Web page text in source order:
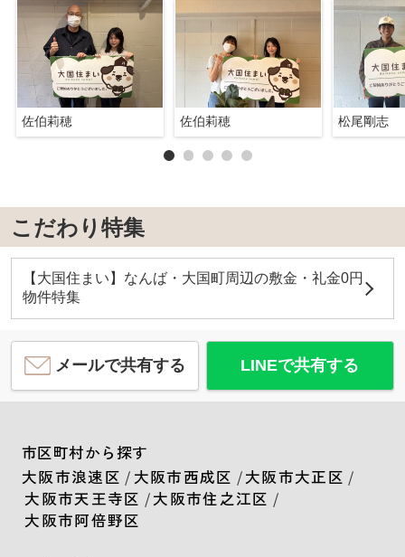
佐伯莉穂 佐伯莉穂 松尾剛志
こだわり特集
【大国住まい】なんば・大国町周辺の敷金・礼金0円
物件特集
メールで共有する LINEで共有する
市区町村から探す
大阪市浪速区 / 大阪市西成区 /大阪市大正区 /
大阪市天王寺区 /大阪市住之江区 /
大阪市阿倍野区